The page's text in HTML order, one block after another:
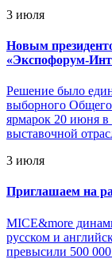
3 июля
Новым
«Экспофорум-
Решение было
выборного Общего
ярмарок 20 июня
выставочной
3 июля
Приглашаем на
MICE&more
русском и
превысили 500